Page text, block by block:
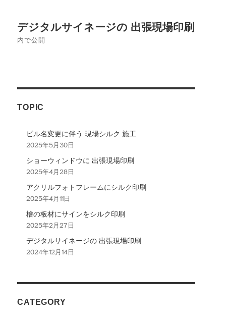
稿
ゲ
ー
シ
ョ
ン
デジタルサイネージの 出張現場印刷
内で公開
TOPIC
ビル名変更に伴う 現場シルク 施工
2025年5月30日
ショーウィンドウに 出張現場印刷
2025年4月28日
アクリルフォトフレームにシルク印刷
2025年4月11日
檜の板材にサインをシルク印刷
2025年2月27日
デジタルサイネージの 出張現場印刷
2024年12月14日
CATEGORY